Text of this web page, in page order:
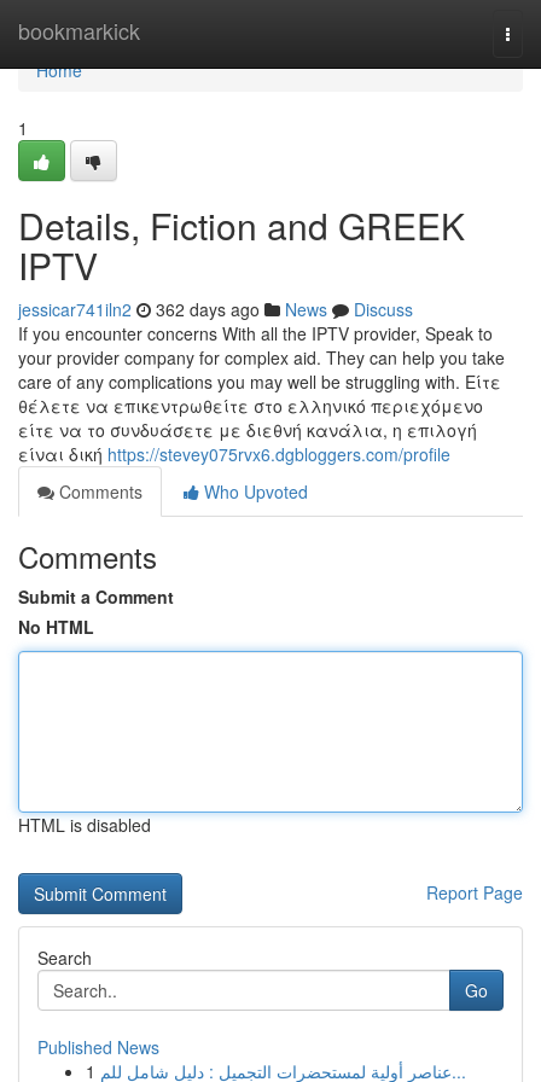
bookmarkick
Home
Home
1
Details, Fiction and GREEK
IPTV
jessicar741iln2 362 days ago News
Discuss
If you encounter concerns With all the IPTV provider, Speak to
your provider company for complex aid. They can help you take
care of any complications you may well be struggling with. Είτε
θέλετε να επικεντρωθείτε στο ελληνικό περιεχόμενο
είτε να το συνδυάσετε με διεθνή κανάλια, η επιλογή
είναι δική https://stevey075rvx6.dgbloggers.com/profile
Comments
Who Upvoted
Comments
Submit a Comment
No HTML
HTML is disabled
Report Page
Search
Go
Published News
1
عناصر أولية لمستحضرات التجميل : دليل شامل للم...